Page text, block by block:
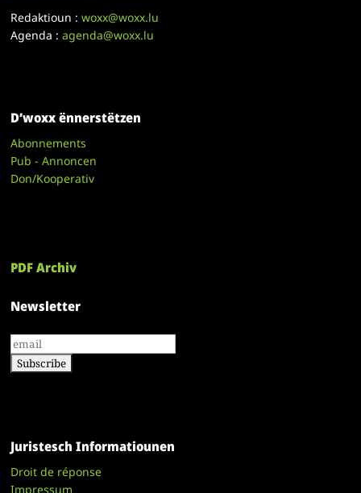
Redaktioun :woxx@woxx.lu
Agenda :agenda@woxx.lu
D’woxx ënnerstëtzen
Abonnements
Pub - Annoncen
Don/Kooperativ
PDF Archiv
Newsletter
Juristesch Informatiounen
Droit de réponse
Impressum